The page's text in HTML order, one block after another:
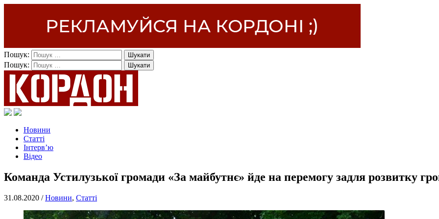
Пошук:
Пошук:
Новини
Статті
Інтерв’ю
Відео
Команда Устилузької громади «За майбутнє» йде на перемогу задля розвитку
31.08.2020 /Новини, Статті